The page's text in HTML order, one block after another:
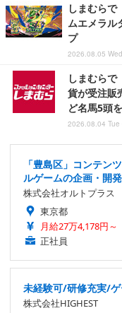
しまむらで
ムエメラル
プ
2026.08.05
しまむらで
貨が受注販
ど名馬5頭
2026.08.04 Tue
「豊島区」コンテン
ルゲームの企画・開
株式会社オルトプラス
東京都
月給27万4,178円～
正社員
未経験可/研修充実/
株式会社HIGHEST